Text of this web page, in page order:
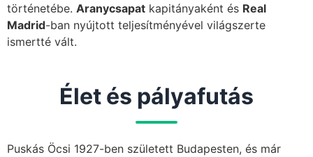
történetébe. Aranycsapat kapitányaként és Real
Madrid-ban nyújtott teljesítményével világszerte
ismertté vált.
Élet és pályafutás
Puskás Öcsi 1927-ben született Budapesten, és már